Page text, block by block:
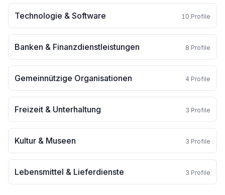
Technologie & Software 10 Profile
Banken & Finanzdienstleistungen 8 Profile
Gemeinnützige Organisationen 4 Profile
Freizeit & Unterhaltung 3 Profile
Kultur & Museen 3 Profile
Lebensmittel & Lieferdienste 3 Profile